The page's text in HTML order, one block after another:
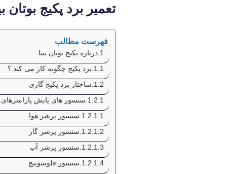
تعمیر برد پکیج بوتان
فهرست مطالب
درباره پکیج بوتان بیتا
برد پکیج چگونه کار می کند ؟
ساختار برد پکیج گازی
سنسور های پایش پارامترهای
سنسور پرشر هوا
سنسور پرشر گاز
سنسور پرشر آب
سنسور فلوسوییچ